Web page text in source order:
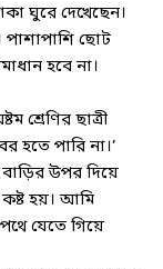
ঘুরে দেখেছেন।
ছোট
হবে না।
শ্রেণির ছাত্রী
হতে পারি না।’
বাড়ির উপর দিয়ে
হয়। আমি
যেতে গিয়ে